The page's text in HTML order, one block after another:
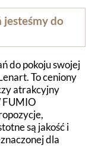
do
do pokoju swojej
To ceniony
atrakcyjny
FUMIO
są jakość i
dla